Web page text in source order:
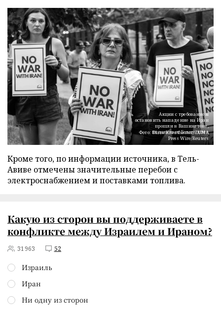
Акции с требованием
остановить нападение на Иран
прошли в Вашингтоне,
недалеко от Белого дома
Фото: Diane Krauthamer/ZUMA
Press Wire/Reuters
Кроме того, по информации источника, в Тель-
Авиве отмечены значительные перебои с
электроснабжением и поставками топлива.
Какую из сторон вы поддерживаете в
конфликте между Израилем и Ираном?
31963 52
Израиль
Иран
Ни одну из сторон